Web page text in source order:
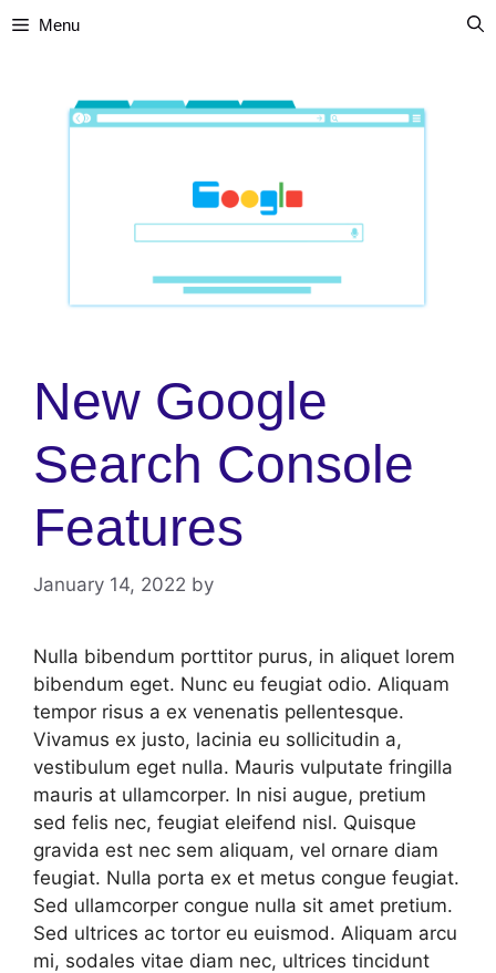
Menu
New Google
Search Console
Features
January 14, 2022 by
Nulla bibendum porttitor purus, in aliquet lorem
bibendum eget. Nunc eu feugiat odio. Aliquam
tempor risus a ex venenatis pellentesque.
Vivamus ex justo, lacinia eu sollicitudin a,
vestibulum eget nulla. Mauris vulputate fringilla
mauris at ullamcorper. In nisi augue, pretium
sed felis nec, feugiat eleifend nisl. Quisque
gravida est nec sem aliquam, vel ornare diam
feugiat. Nulla porta ex et metus congue feugiat.
Sed ullamcorper congue nulla sit amet pretium.
Sed ultrices ac tortor eu euismod. Aliquam arcu
mi, sodales vitae diam nec, ultrices tincidunt